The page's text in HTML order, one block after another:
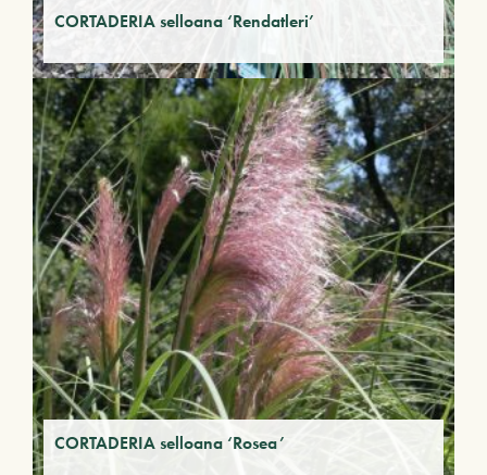
CORTADERIA selloana ‘Rendatleri’
CORTADERIA selloana ‘Rosea’